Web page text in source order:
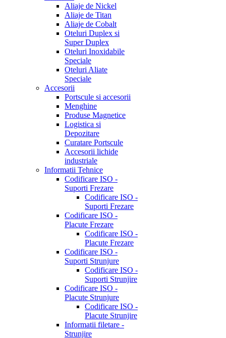
Aliaje de Nickel
Aliaje de Titan
Aliaje de Cobalt
Oteluri Duplex si
Super Duplex
Oteluri Inoxidabile
Speciale
Oteluri Aliate
Speciale
Accesorii
Portscule si accesorii
Menghine
Produse Magnetice
Logistica si
Depozitare
Curatare Portscule
Accesorii lichide
industriale
Informatii Tehnice
Codificare ISO -
Suporti Frezare
Codificare ISO -
Suporti Frezare
Codificare ISO -
Placute Frezare
Codificare ISO -
Placute Frezare
Codificare ISO -
Suporti Strunjure
Codificare ISO -
Suporti Strunjire
Codificare ISO -
Placute Strunjure
Codificare ISO -
Placute Strunjire
Informatii filetare -
Strunjire